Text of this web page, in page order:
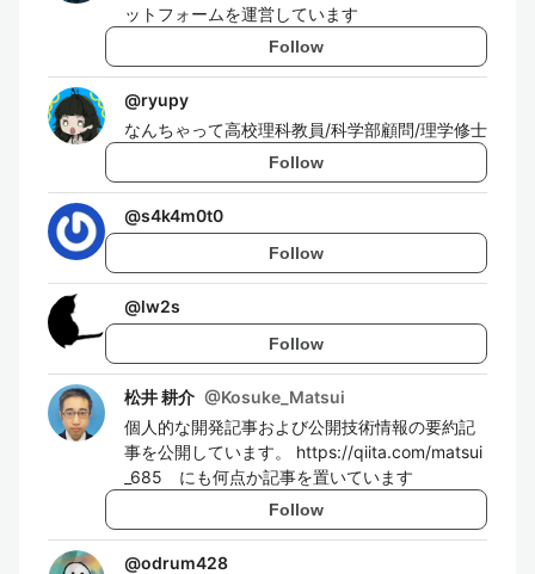
ットフォームを運営しています
Follow
@ryupy
なんちゃって高校理科教員/科学部顧問/理学修士
Follow
@s4k4m0t0
Follow
@lw2s
Follow
松井 耕介 @Kosuke_Matsui
個人的な開発記事および公開技術情報の要約記
事を公開しています。 https://qiita.com/matsui
_685 にも何点か記事を置いています
Follow
@odrum428